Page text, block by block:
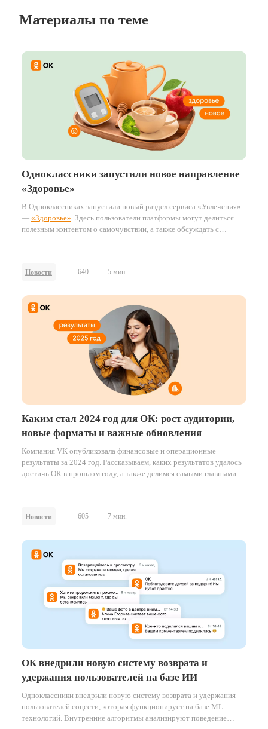
Материалы по теме
Одноклассники запустили новое направление
«Здоровье»
В Одноклассниках запустили новый раздел сервиса «Увлечения»
— «Здоровье». Здесь пользователи платформы могут делиться
полезным контентом о самочувствии, а также обсуждать с
суставов, артериальное давление, боли в спине.
Новости 640 5 мин.
Каким стал 2024 год для ОК: рост аудитории,
новые форматы и важные обновления
Компания VK опубликовала финансовые и операционные
результаты за 2024 год. Рассказываем, каких результатов удалось
достичь ОК в прошлом году, а также делимся самыми главными
Новости 605 7 мин.
ОК внедрили новую систему возврата и
удержания пользователей на базе ИИ
Одноклассники внедрили новую систему возврата и удержания
пользователей соцсети, которая функционирует на базе ML-
технологий. Внутренние алгоритмы анализируют поведение